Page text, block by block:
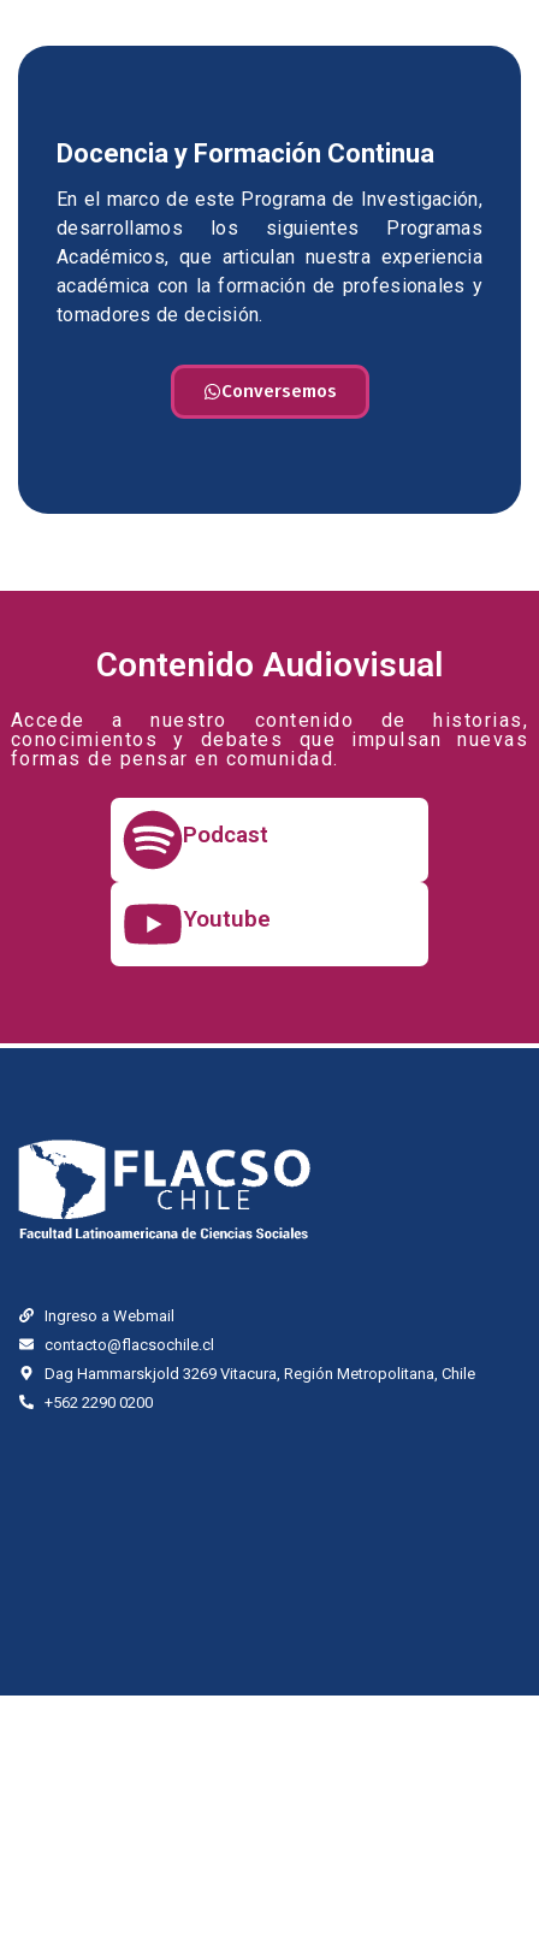
Docencia y Formación Continua
En el marco de este Programa de Investigación,
desarrollamos los siguientes Programas
Académicos, que articulan nuestra experiencia
académica con la formación de profesionales y
tomadores de decisión.
Conversemos
Contenido Audiovisual
Accede a nuestro contenido de historias,
conocimientos y debates que impulsan nuevas
formas de pensar en comunidad.
Podcast
Youtube
Ingreso a Webmail
contacto@flacsochile.cl
Dag Hammarskjold 3269 Vitacura, Región Metropolitana, Chile
+562 2290 0200